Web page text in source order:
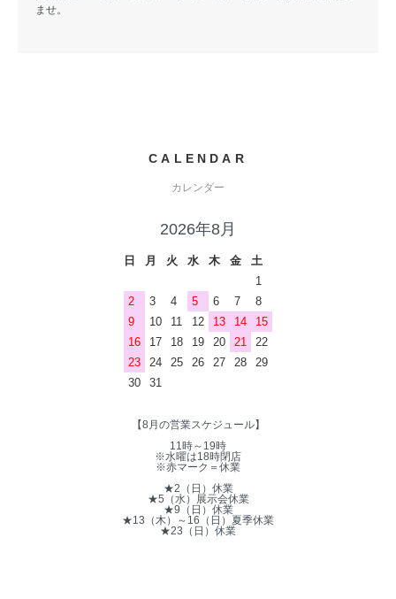
ませ。
CALENDAR
カレンダー
2026年8月
日 月 火 水 木 金
土
1
2
3 4 5 6 7
8
9
10 11 12 13 14
15
16
17 18 19 20 21
22
23
24 25 26 27 28
29
30
31
【8月の営業スケジュール】
11時～19時
※水曜は18時閉店
※赤マーク＝休業
★2（日）休業
★5（水）展示会休業
★9（日）休業
★13（木）～16（日）夏季休業
★23（日）休業